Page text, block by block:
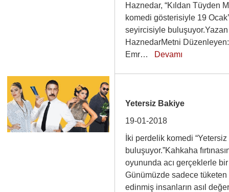
Haznedar, “Kıldan Tüyden
komedi gösterisiyle 19
seyircisiyle
HaznedarMetni
Emr… Devamı
Yetersiz Bakiye
19-01-2018
İki perdelik komedi
buluşuyor.”Kahkaha
oyununda acı gerçeklerle
Günümüzde sadece tüketen
edinmiş insanların asıl